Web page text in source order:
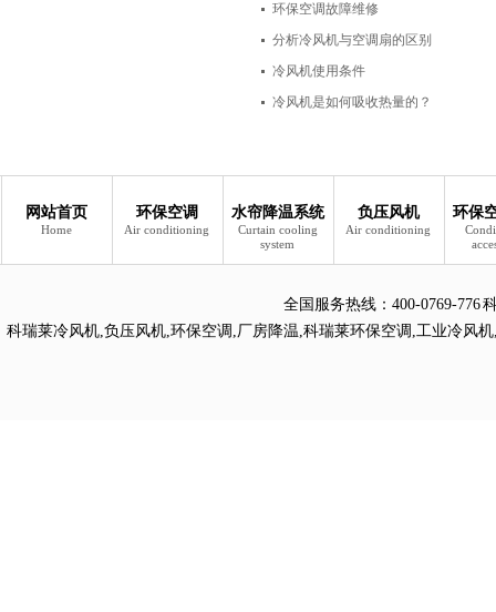
环保空调故障维修
分析冷风机与空调扇的区别
冷风机使用条件
冷风机是如何吸收热量的？
网站首页
Home
环保空调
Air conditioning
水帘降温系统
Curtain cooling
system
负压风机
Air conditioning
环保
全国服务热线： 400-0769-776
科瑞莱冷风机,负压风机,环保空调 ,厂房降温,科瑞莱环保空调 ,工业冷风机